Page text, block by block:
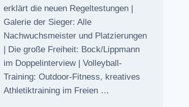
erklärt die neuen Regeltestungen |
Galerie der Sieger: Alle
Nachwuchsmeister und Platzierungen
| Die große Freiheit: Bock/Lippmann
im Doppelinterview | Volleyball-
Training: Outdoor-Fitness, kreatives
Athletiktraining im Freien …